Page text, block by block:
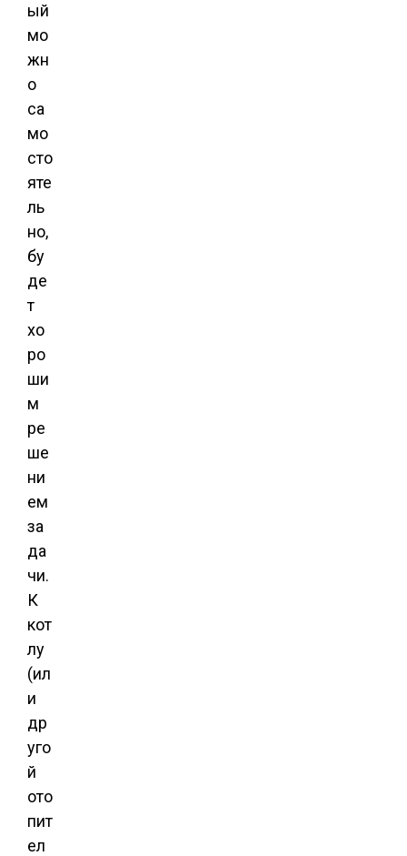
ый
мо
жн
о
са
мо
сто
яте
ль
но,
бу
де
т
хо
ро
ши
м
ре
ше
ни
ем
за
да
чи.
К
кот
лу
(ил
и
др
уго
й
ото
пит
ел